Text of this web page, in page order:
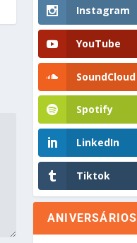
Instagram
YouTube
SoundCloud
Spotify
LinkedIn
Tiktok
ANIVERSÁRIOS